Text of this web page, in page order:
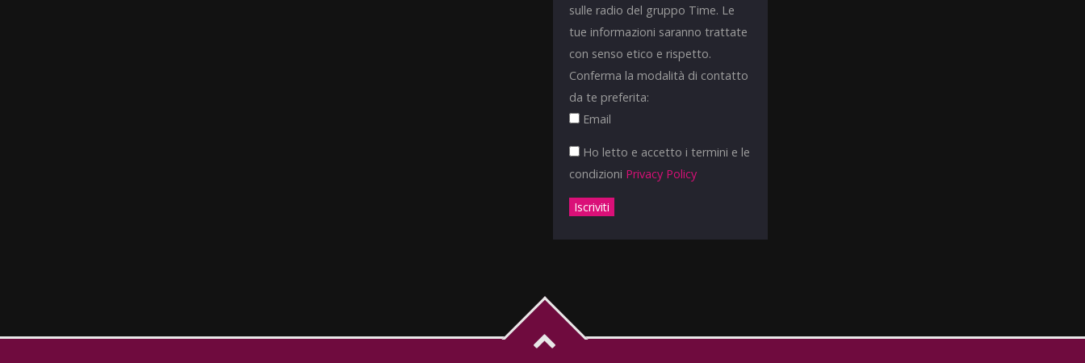
sulle radio del gruppo Time. Le
tue informazioni saranno trattate
con senso etico e rispetto.
Conferma la modalità di contatto
da te preferita:
Email
Ho letto e accetto i termini e le
condizioni Privacy Policy